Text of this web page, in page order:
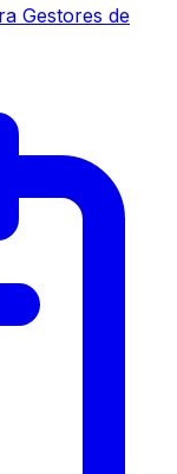
Gestores de